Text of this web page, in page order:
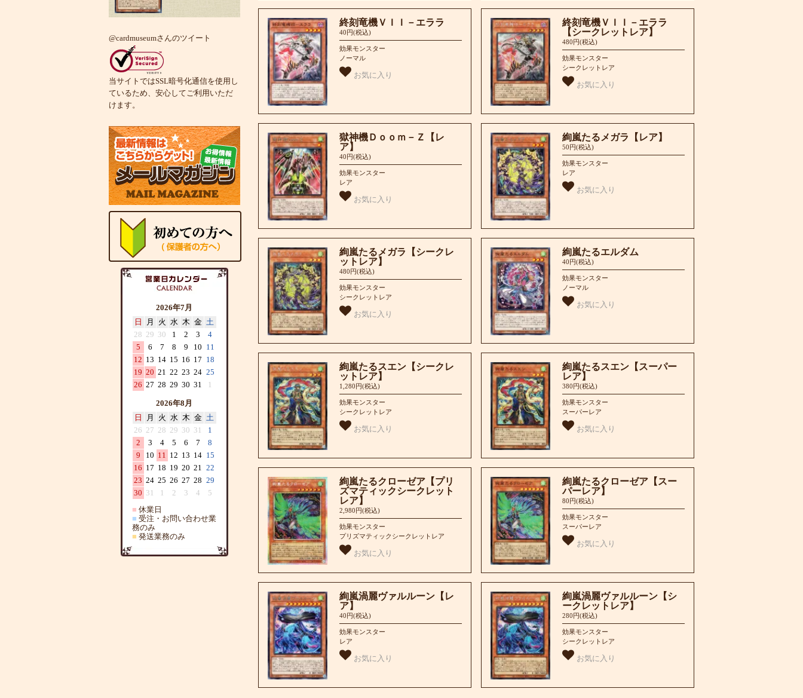
@cardmuseumさんのツイート
当サイトではSSL暗号化通信を使用し
ているため、安心してご利用いただ
けます。
2026年7月
日
月 火 水 木 金 土
28 29 30 1 2 3
4
5
6 7 8 9 10 11
12 13 14 15 16 17 18
19 20 21 22 23 24 25
26 27 28 29 30 31 1
2026年8月
日
月 火 水 木 金 土
26 27 28 29 30 31
1
2
3 4 5 6 7
8
9
10 11 12 13 14 15
16 17 18 19 20 21 22
23 24 25 26 27 28 29
30 31 1 2 3 4
5
■ 休業日
■ 受注・お問い合わせ業
務のみ
■ 発送業務のみ
終刻竜機ＶＩＩ－エララ
40円(税込)
効果モンスター
ノーマル
お気に入り
終刻竜機ＶＩＩ－エララ
【シークレットレア】
480円(税込)
効果モンスター
シークレットレア
お気に入り
獄神機Ｄｏｏｍ－Ｚ【レ
ア】
40円(税込)
効果モンスター
レア
お気に入り
絢嵐たるメガラ【レア】
50円(税込)
効果モンスター
レア
お気に入り
絢嵐たるメガラ【シークレ
ットレア】
480円(税込)
効果モンスター
シークレットレア
お気に入り
絢嵐たるエルダム
40円(税込)
効果モンスター
ノーマル
お気に入り
絢嵐たるスエン【シークレ
ットレア】
1,280円(税込)
効果モンスター
シークレットレア
お気に入り
絢嵐たるスエン【スーパー
レア】
380円(税込)
効果モンスター
スーパーレア
お気に入り
絢嵐たるクローゼア【プリ
ズマティックシークレット
レア】
2,980円(税込)
効果モンスター
プリズマティックシークレットレア
お気に入り
絢嵐たるクローゼア【スー
パーレア】
80円(税込)
効果モンスター
スーパーレア
お気に入り
絢嵐渦麗ヴァルルーン【レ
ア】
40円(税込)
効果モンスター
レア
お気に入り
絢嵐渦麗ヴァルルーン【シ
ークレットレア】
280円(税込)
効果モンスター
シークレットレア
お気に入り